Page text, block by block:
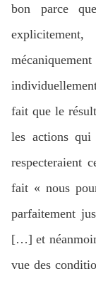
bon parce
fait que le
les actions qui
respecteraient
fait « nous
parfaitement
[…] et
vue des